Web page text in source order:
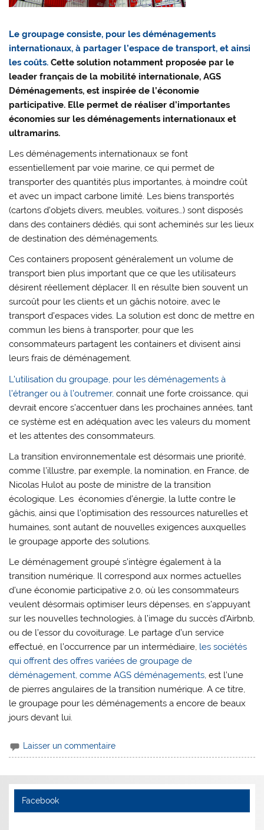
Le groupage consiste, pour les déménagements
internationaux, à partager l’espace de transport, et ainsi
les coûts. Cette solution notamment proposée par le
leader français de la mobilité internationale, AGS
Déménagements, est inspirée de l’économie
participative. Elle permet de réaliser d’importantes
économies sur les déménagements internationaux et
ultramarins.
Les déménagements internationaux se font
essentiellement par voie marine, ce qui permet de
transporter des quantités plus importantes, à moindre coût
et avec un impact carbone limité. Les biens transportés
(cartons d’objets divers, meubles, voitures…) sont disposés
dans des containers dédiés, qui sont acheminés sur les lieux
de destination des déménagements.
Ces containers proposent généralement un volume de
transport bien plus important que ce que les utilisateurs
désirent réellement déplacer. Il en résulte bien souvent un
surcoût pour les clients et un gâchis notoire, avec le
transport d’espaces vides. La solution est donc de mettre en
commun les biens à transporter, pour que les
consommateurs partagent les containers et divisent ainsi
leurs frais de déménagement.
L’utilisation du groupage, pour les déménagements à
l’étranger ou à l’outremer, connait une forte croissance, qui
devrait encore s’accentuer dans les prochaines années, tant
ce système est en adéquation avec les valeurs du moment
et les attentes des consommateurs.
La transition environnementale est désormais une priorité,
comme l’illustre, par exemple, la nomination, en France, de
Nicolas Hulot au poste de ministre de la transition
écologique. Les économies d’énergie, la lutte contre le
gâchis, ainsi que l’optimisation des ressources naturelles et
humaines, sont autant de nouvelles exigences auxquelles
le groupage apporte des solutions.
Le déménagement groupé s’intègre également à la
transition numérique. Il correspond aux normes actuelles
d’une économie participative 2.0, où les consommateurs
veulent désormais optimiser leurs dépenses, en s’appuyant
sur les nouvelles technologies, à l’image du succès d’Airbnb,
ou de l’essor du covoiturage. Le partage d’un service
effectué, en l’occurrence par un intermédiaire, les sociétés
qui offrent des offres variées de groupage de
déménagement, comme AGS déménagements, est l’une
de pierres angulaires de la transition numérique. A ce titre,
le groupage pour les déménagements a encore de beaux
jours devant lui.
Laisser un commentaire
Facebook